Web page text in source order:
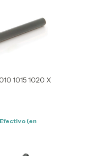
1015 1020 X
Efectivo (en